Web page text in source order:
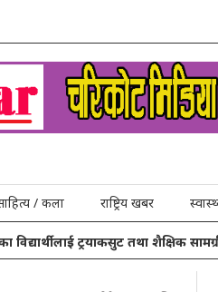
/ कला राष्ट्रिय खबर
ट्रयाकसुट तथा शैक्षिक सामग्री वितरण